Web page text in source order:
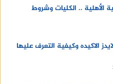
الأهلية .. الكليات وشروط
الاكيده وكيفية التعرف عليها